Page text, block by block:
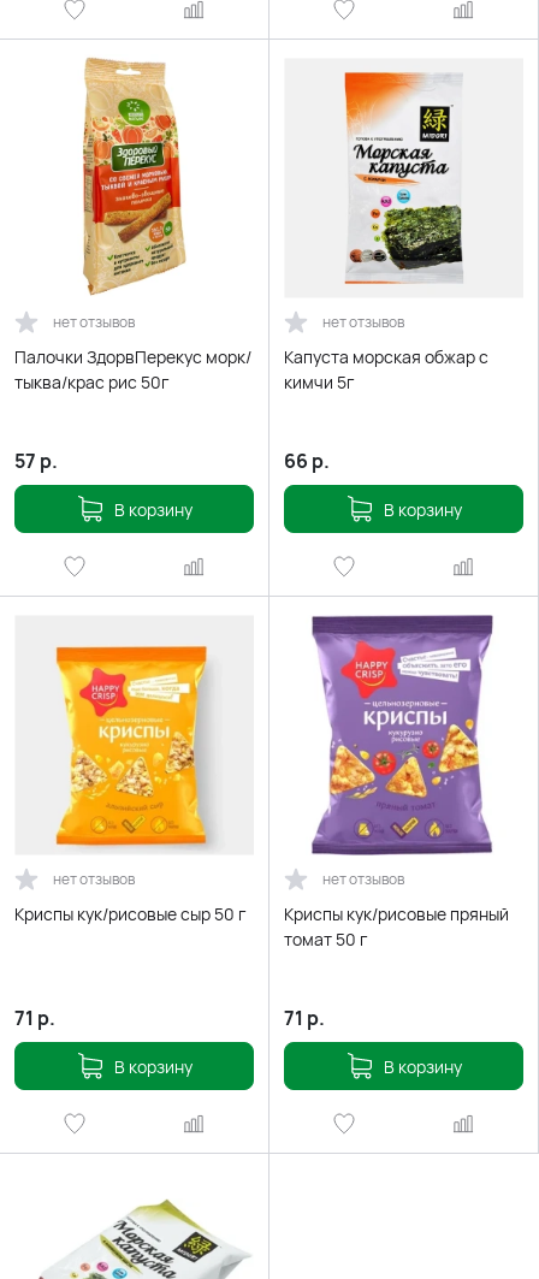
нет отзывов
Палочки ЗдорвПерекус морк/
тыква/крас рис 50г
57 р.
В корзину
нет отзывов
Капуста морская обжар с
кимчи 5г
66 р.
В корзину
нет отзывов
Криспы кук/рисовые сыр 50 г
71 р.
В корзину
нет отзывов
Криспы кук/рисовые пряный
томат 50 г
71 р.
В корзину